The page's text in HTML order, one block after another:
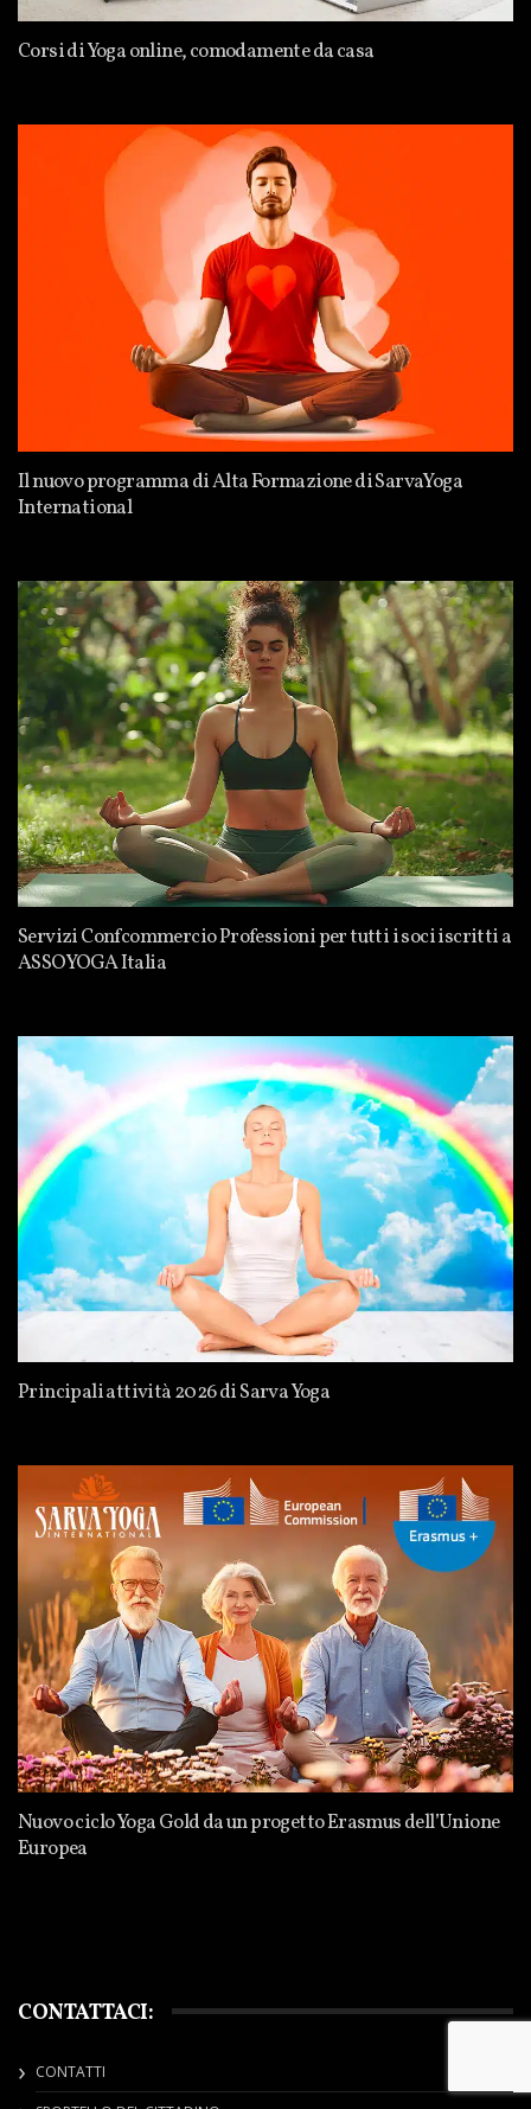
Corsi di Yoga online, comodamente da casa
Il nuovo programma di Alta Formazione di SarvaYoga
International
Servizi Confcommercio Professioni per tutti i soci iscritti a
ASSOYOGA Italia
Principali attività 2026 di Sarva Yoga
Nuovo ciclo Yoga Gold da un progetto Erasmus dell’Unione
Europea
CONTATTACI:
CONTATTI